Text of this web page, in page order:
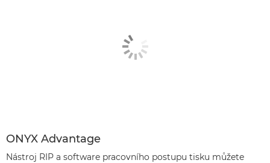
ONYX Advantage
Nástroj RIP a software pracovního postupu tisku můžete